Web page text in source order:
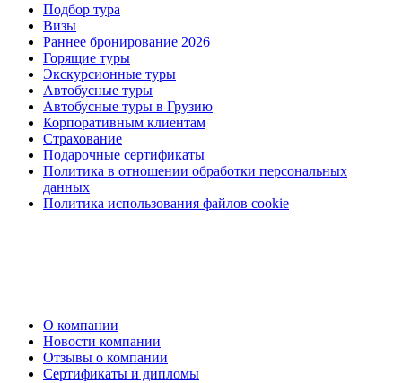
Подбор тура
Визы
Раннее бронирование 2026
Горящие туры
Экскурсионные туры
Автобусные туры
Автобусные туры в Грузию
Корпоративным клиентам
Страхование
Подарочные сертификаты
Политика в отношении обработки персональных
данных
Политика использования файлов cookie
О компании
Новости компании
Отзывы о компании
Сертификаты и дипломы